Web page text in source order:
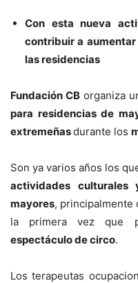
Con esta nueva
contribuir a
las residencias
Fundación CB organiza
para residencias de
extremeñasdurante los
Son ya varios años los
actividades
mayores, principalmente
la primera vez que
espectáculo de circo.
Los terapeutas